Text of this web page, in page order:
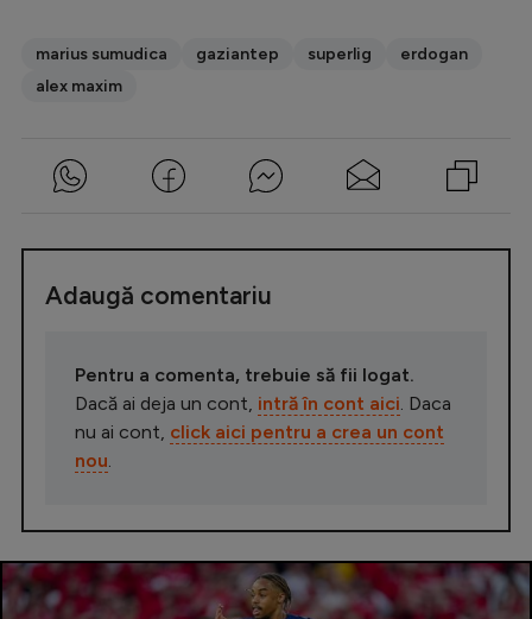
marius sumudica gaziantep superlig
erdogan
alex maxim
Adaugă comentariu
Pentru a comenta, trebuie să fii logat.
Dacă ai deja un cont, intră în cont aici . Daca
nu ai cont, click aici pentru a crea un cont
nou